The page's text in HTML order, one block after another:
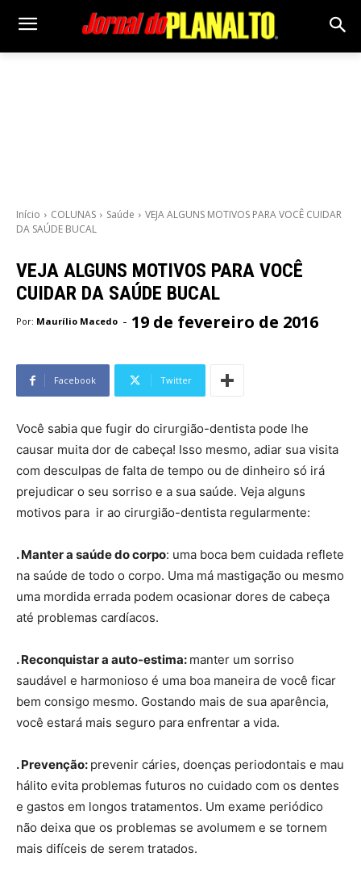
Início COLUNAS Saúde
VEJA ALGUNS MOTIVOS PARA VOCÊ CUIDAR
DA SAÚDE BUCAL
VEJA ALGUNS MOTIVOS PARA VOCÊ
CUIDAR DA SAÚDE BUCAL
Por: Maurílio Macedo - 19 de fevereiro de 2016
Facebook Twitter
Você sabia que fugir do cirurgião-dentista pode lhe
causar muita dor de cabeça! Isso mesmo, adiar sua visita
com desculpas de falta de tempo ou de dinheiro só irá
prejudicar o seu sorriso e a sua saúde. Veja alguns
motivos para ir ao cirurgião-dentista regularmente:
. Manter a saúde do corpo: uma boca bem cuidada reflete
na saúde de todo o corpo. Uma má mastigação ou mesmo
uma mordida errada podem ocasionar dores de cabeça
até problemas cardíacos.
. Reconquistar a auto-estima: manter um sorriso
saudável e harmonioso é uma boa maneira de você ficar
bem consigo mesmo. Gostando mais de sua aparência,
você estará mais seguro para enfrentar a vida.
. Prevenção: prevenir cáries, doenças periodontais e mau
hálito evita problemas futuros no cuidado com os dentes
e gastos em longos tratamentos. Um exame periódico
não deixa que os problemas se avolumem e se tornem
mais difíceis de serem tratados.